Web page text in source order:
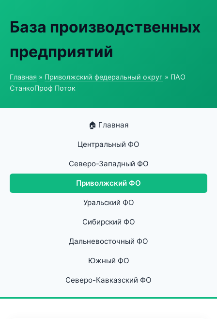
База производственных
предприятий
Главная » Приволжский федеральный округ » ПАО
СтанкоПроф Поток
🏠 Главная
Центральный ФО
Северо-Западный ФО
Приволжский ФО
Уральский ФО
Сибирский ФО
Дальневосточный ФО
Южный ФО
Северо-Кавказский ФО